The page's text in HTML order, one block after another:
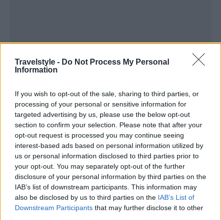
Travelstyle - Do Not Process My Personal
Information
If you wish to opt-out of the sale, sharing to third parties, or
processing of your personal or sensitive information for
targeted advertising by us, please use the below opt-out
section to confirm your selection. Please note that after your
opt-out request is processed you may continue seeing
interest-based ads based on personal information utilized by
us or personal information disclosed to third parties prior to
your opt-out. You may separately opt-out of the further
disclosure of your personal information by third parties on the
IAB’s list of downstream participants. This information may
also be disclosed by us to third parties on the IAB’s List of
Downstream Participants that may further disclose it to other